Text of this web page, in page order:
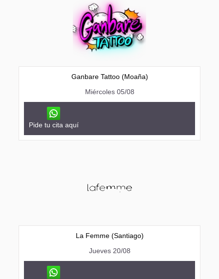
Ganbare Tattoo (Moaña)
Miércoles 05/08
Pide tu cita aquí
La Femme (Santiago)
Jueves 20/08